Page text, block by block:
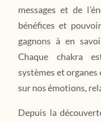
messages et de
bénéfices et
gagnons à en
Chaque chakra
systèmes et organes
sur nos émotions,
Depuis la